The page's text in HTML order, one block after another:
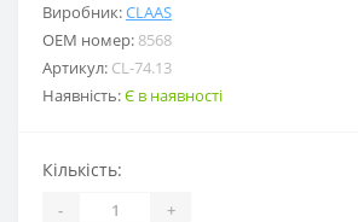
Виробник:CLAAS
ОЕМ номер: 8568
Артикул: CL-74.13
Наявність:Є в наявності
Кількість:
- +